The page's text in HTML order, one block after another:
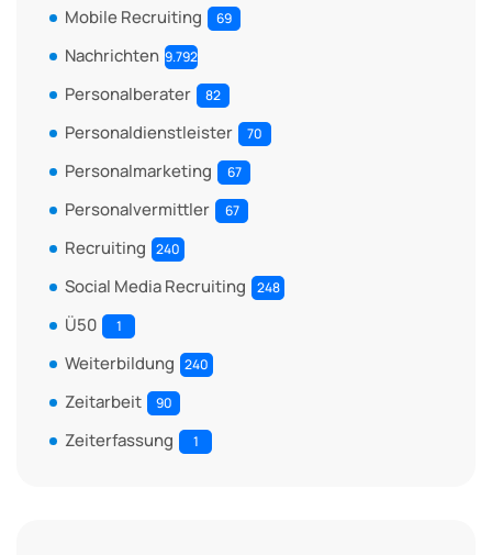
Mobile Recruiting 69
Nachrichten 9.792
Personalberater 82
Personaldienstleister 70
Personalmarketing 67
Personalvermittler 67
Recruiting 240
Social Media Recruiting 248
Ü50 1
Weiterbildung 240
Zeitarbeit 90
Zeiterfassung 1